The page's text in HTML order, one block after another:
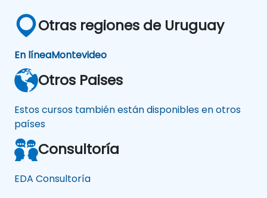
Otras regiones de Uruguay
En líneaMontevideo
Otros Paises
Estos cursos también están disponibles en otros
países
Consultoría
EDA Consultoría